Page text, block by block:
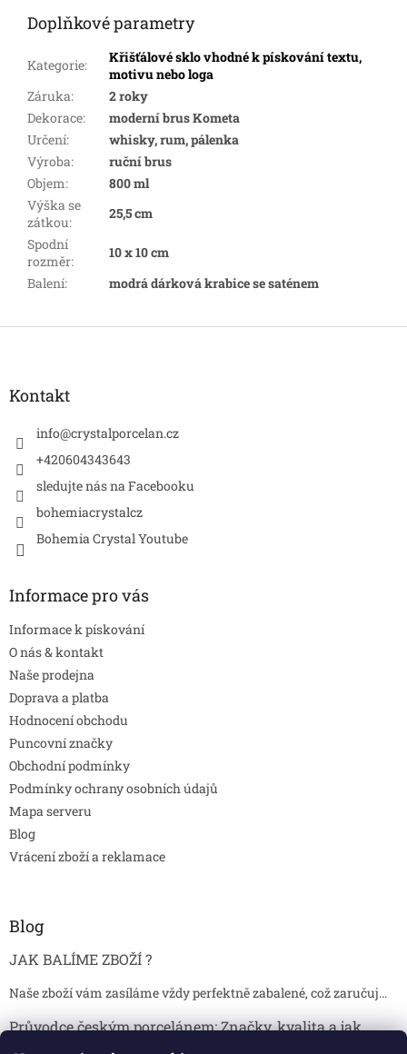
Doplňkové parametry
Kategorie:
Křišťálové sklo vhodné k pískování textu,
motivu nebo loga
Záruka:
2 roky
Dekorace:
moderní brus Kometa
Určení:
whisky, rum, pálenka
Výroba:
ruční brus
Objem:
800 ml
Výška se
zátkou:
25,5 cm
Spodní
rozměr:
10 x 10 cm
Balení: modrá dárková krabice se saténem
Kontakt
info@crystalporcelan.cz
+420604343643
sledujte nás na Facebooku
bohemiacrystalcz
Bohemia Crystal Youtube
Informace pro vás
Informace k pískování
O nás & kontakt
Naše prodejna
Doprava a platba
Hodnocení obchodu
Puncovní značky
Obchodní podmínky
Podmínky ochrany osobních údajů
Mapa serveru
Blog
Vrácení zboží a reklamace
Blog
JAK BALÍME ZBOŽÍ ?
Naše zboží vám zasíláme vždy perfektně zabalené, což zaručuj...
Průvodce českým porcelánem: Značky, kvalita a jak